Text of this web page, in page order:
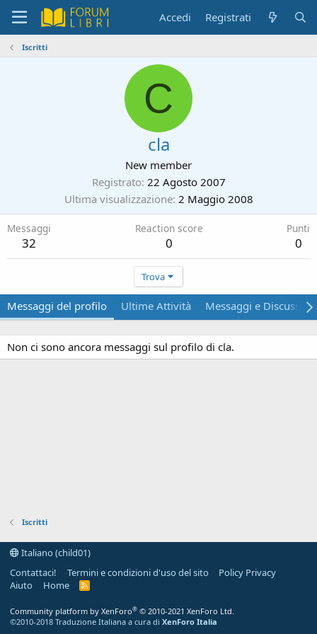
Accedi Registrati
Iscritti
C
cla
New member
Registrato 22 Agosto 2007
Ultima visualizzazione 2 Maggio 2008
Messaggi
32
Reaction score
0
Punti
0
Trova
Messaggi del profilo Ultime Attività Messaggi e
Non ci sono ancora messaggi sul profilo di cla.
Iscritti
Italiano (child01)
Contattaci!
Termini e condizioni d'uso del sito
Policy Privacy
Aiuto
Home
R
Community platform by XenForo® © 2010-2021 XenForo Ltd.
©2010-2018 Traduzione Italiana a cura di XenForo Italia